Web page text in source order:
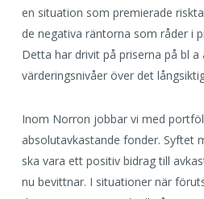
en situation som premierade
de negativa räntorna som råder i
Detta har drivit på priserna på bl a
värderingsnivåer över det
Inom Norron jobbar vi med
absolutavkastande fonder. Syftet
ska vara ett positiv bidrag till
nu bevittnar. I situationer när